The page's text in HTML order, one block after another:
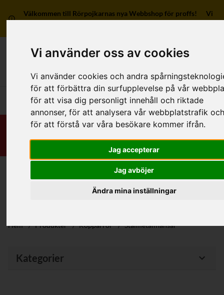
Vi använder oss av cookies
Vi använder cookies och andra
för att förbättra din surfupplevelse på vår
för att visa dig personligt innehåll och riktade
annonser, för att analysera vår webbplatstrafik
för att förstå var våra besökare kommer ifrån.
Jag accepterar
Jag avböjer
Ändra mina inställningar
Välkommen till Rörpojkarnas nya Webbshop för proffs! Vi
Huvudmeny
Hej, jag heterJohan Wennerberg!
Ring mig, så hjälper jag dig.
Hem / Produkter / Kopparrör / Stålmetallflänsar
Kategorier